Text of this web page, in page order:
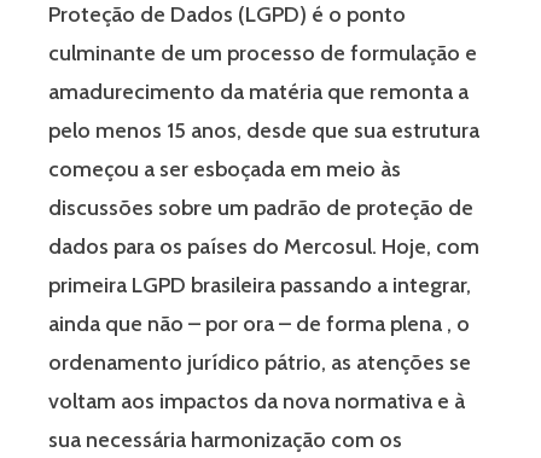
Proteção de Dados (LGPD) é o ponto
culminante de um processo de formulação e
amadurecimento da matéria que remonta a
pelo menos 15 anos, desde que sua estrutura
começou a ser esboçada em meio às
discussões sobre um padrão de proteção de
dados para os países do Mercosul. Hoje, com
primeira LGPD brasileira passando a integrar,
ainda que não – por ora – de forma plena , o
ordenamento jurídico pátrio, as atenções se
voltam aos impactos da nova normativa e à
sua necessária harmonização com os